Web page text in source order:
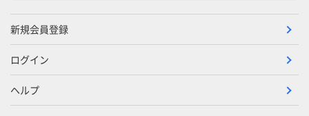
新規会員登録
ログイン
ヘルプ